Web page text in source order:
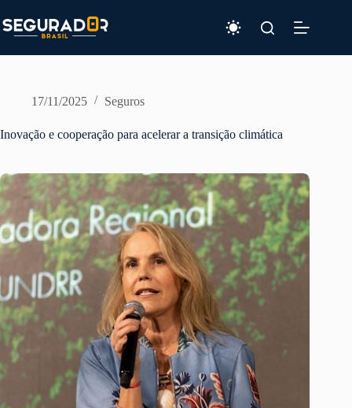
para
o
17/11/2025 Seguros
Inovação e cooperação para acelerar a transição climática